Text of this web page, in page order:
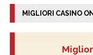
MIGLIORI CASINO